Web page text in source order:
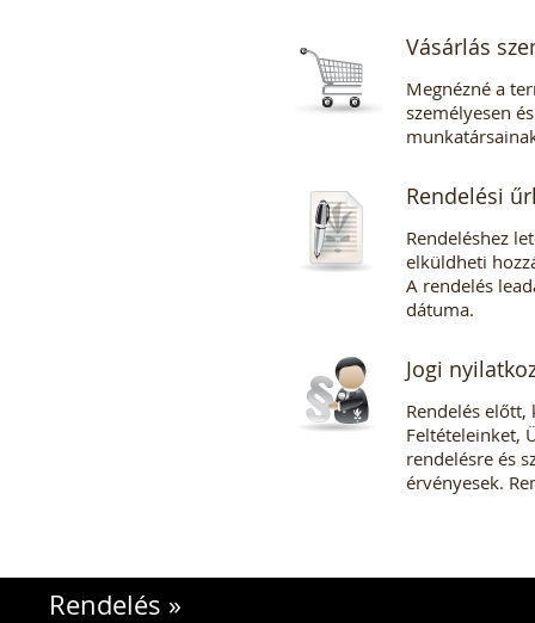
Vásárlás
Megnézné a
személyesen
Rendelési
Rendeléshez
elküldheti
A rendelés
dátuma.
Jogi
Rendelés
Feltételeinket,
rendelésre és
érvényesek.
Rendelés »